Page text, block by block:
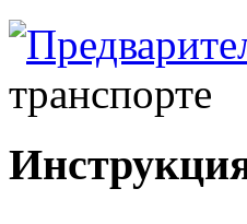
транспорте